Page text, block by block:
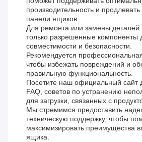
производительность и
панели ящиков.
Для ремонта или замены деталей
только разрешенные компоненты
совместимости и безопасности.
Рекомендуется
чтобы избежать повреждений и
правильную функциональность.
Посетите наш официальный сайт
FAQ, советов по устранению
для загрузки, связанных с
Мы стремимся предоставить
техническую поддержку, чтобы
максимизировать преимущества
ящика.